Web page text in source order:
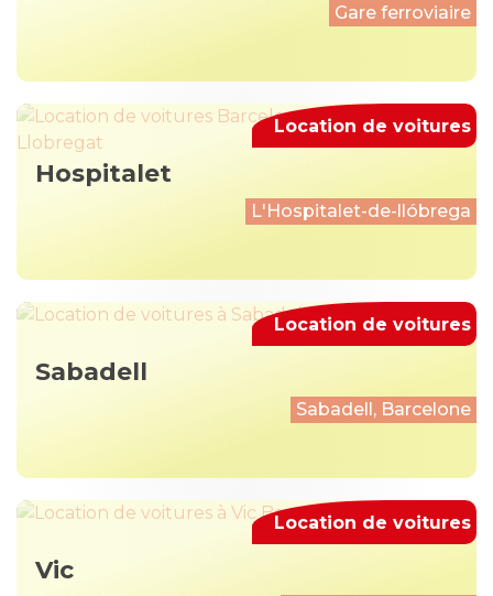
Gare ferroviaire
Hospitalet
L'Hospitalet-de-llóbrega
Location de voitures
Sabadell
Sabadell, Barcelone
Location de voitures
Vic
Location de voitures